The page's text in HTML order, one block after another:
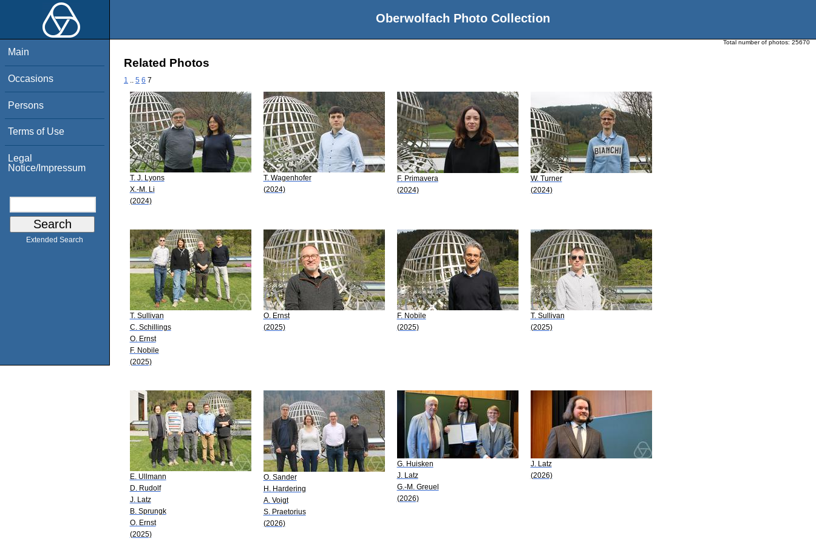
Oberwolfach Photo Collection
Main
Occasions
Persons
Terms of Use
Legal
Notice/Impressum
Extended Search
Total number of photos: 25670
Related Photos
1 5 6 7
T. J. Lyons
X.-M. Li
(2024)
T. Wagenhofer
(2024)
F. Primavera
(2024)
W. Turner
(2024)
T. Sullivan
C. Schillings
O. Ernst
F. Nobile
(2025)
O. Ernst
(2025)
F. Nobile
(2025)
T. Sullivan
(2025)
E. Ullmann
D. Rudolf
J. Latz
B. Sprungk
O. Ernst
(2025)
O. Sander
H. Hardering
A. Voigt
S. Praetorius
(2026)
G. Huisken
J. Latz
G.-M. Greuel
(2026)
J. Latz
(2026)